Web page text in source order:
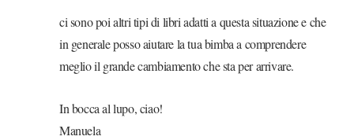
ci sono poi altri tipi di libri adatti a questa situazione e che
in generale posso aiutare la tua bimba a comprendere
meglio il grande cambiamento che sta per arrivare.
In bocca al lupo, ciao!
Manuela